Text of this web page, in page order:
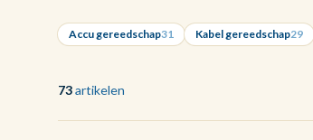
Accu gereedschap31 Kabel gereedschap29
73artikelen